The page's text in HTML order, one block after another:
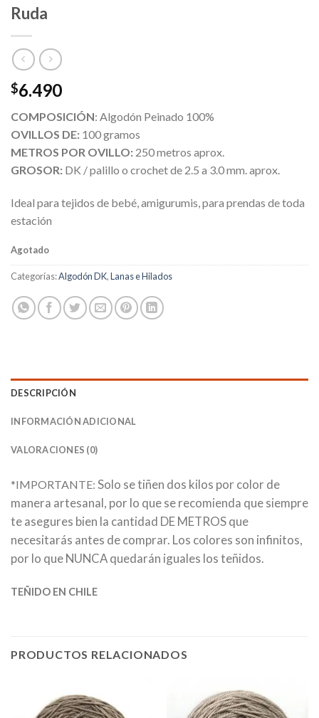
Ruda
$6.490
COMPOSICIÓN: Algodón Peinado 100%
OVILLOS DE: 100 gramos
METROS POR OVILLO: 250 metros aprox.
GROSOR: DK / palillo o crochet de 2.5 a 3.0 mm. aprox.
Ideal para tejidos de bebé, amigurumis, para prendas de toda
estación
Agotado
Categorías:Algodón DK,Lanas e Hilados
DESCRIPCIÓN
INFORMACIÓN ADICIONAL
VALORACIONES (0)
*IMPORTANTE: Solo se tiñen dos kilos por color de
manera artesanal, por lo que se recomienda que siempre
te asegures bien la cantidad DE METROS que
necesitarás antes de comprar. Los colores son infinitos,
por lo que NUNCA quedarán iguales los teñidos.
TEÑIDO EN CHILE
PRODUCTOS RELACIONADOS